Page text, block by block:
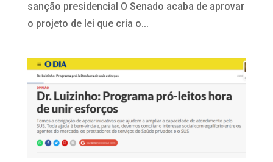
sanção presidencial O Senado acaba de aprovar
o projeto de lei que cria o...